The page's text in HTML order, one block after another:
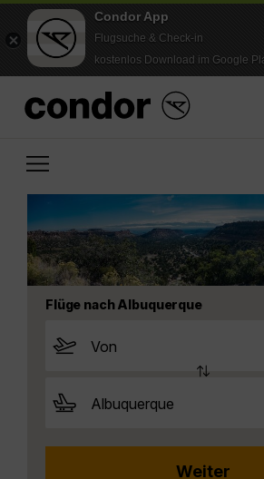
Condor App
Flugsuche & Check-in
kostenlos Download im Google
Flüge nach Albuquerque